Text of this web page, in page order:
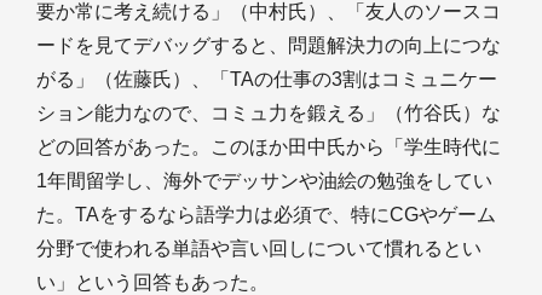
要か常に考え続ける」（中村氏）、「友人のソースコ
ードを見てデバッグすると、問題解決力の向上につな
がる」（佐藤氏）、「TAの仕事の3割はコミュニケー
ション能力なので、コミュ力を鍛える」（竹谷氏）な
どの回答があった。このほか田中氏から「学生時代に
1年間留学し、海外でデッサンや油絵の勉強をしてい
た。TAをするなら語学力は必須で、特にCGやゲーム
分野で使われる単語や言い回しについて慣れるとい
い」という回答もあった。